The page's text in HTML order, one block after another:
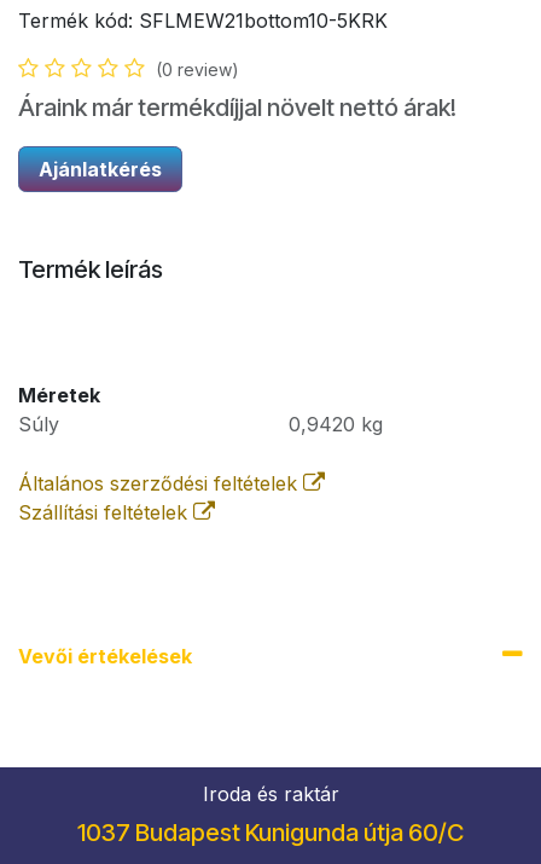
Termék kód: SFLMEW21bottom10-5KRK
(0 review)
Áraink már termékdíjjal növelt nettó árak!
Ajánlatkérés
Termék leírás
Méretek
Súly
0,9420 kg
Általános szerződési feltételek
Szállítási feltételek
Vevői értékel​ések
Iroda és raktár
1037 Budapest Kunigunda útja 60/C